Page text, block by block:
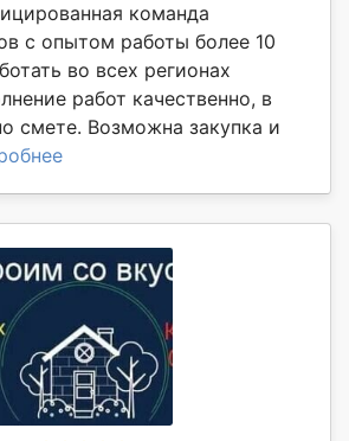
команда
с опытом работы более 10
во всех регионах
работ качественно, в
смете. Возможна закупка и